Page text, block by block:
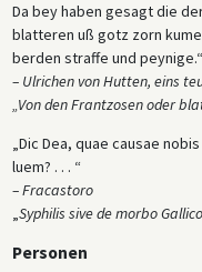
Da bey haben gesagt die
blatteren uß gotz zorn
berden straffe und peynige.“
– Ulrichen von Hutten, eins
„Von den Frantzosen oder
„Dic Dea, quae causae
luem? . . . “
– Fracastoro
„Syphilis sive de morbo Gallico
Personen